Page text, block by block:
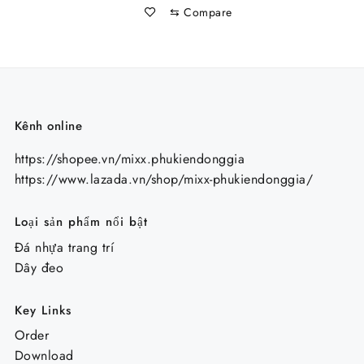
⇆ Compare
Kênh online
https://shopee.vn/mixx.phukiendonggia
https://www.lazada.vn/shop/mixx-phukiendonggia/
Loại sản phẩm nổi bật
Đá nhựa trang trí
Dây đeo
Key Links
Order
Download